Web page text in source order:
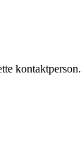
kontaktperson.